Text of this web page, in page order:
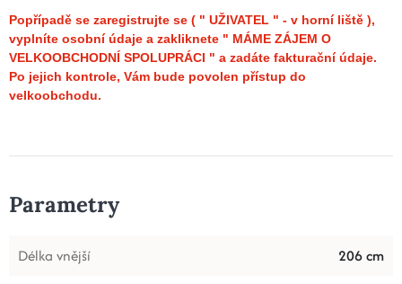
Popřípadě se zaregistrujte se ( " UŽIVATEL " - v horní liště ),
vyplníte osobní údaje a zakliknete " MÁME ZÁJEM O
VELKOOBCHODNÍ SPOLUPRÁCI " a zadáte fakturační údaje.
Po jejich kontrole, Vám bude povolen přístup do
velkoobchodu.
Parametry
Délka vnější
206 cm